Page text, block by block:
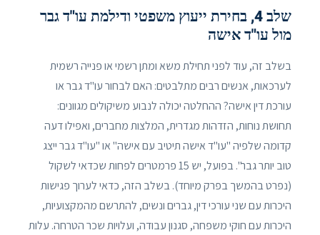
שלב 4, בחירת ייעוץ משפטי ודילמת עו"ד גבר
מול עו"ד אישה
בשלב זה, עוד לפני תחילת משא ומתן רשמי או פנייה רשמית
לערכאות, אנשים רבים מתלבטים: האם לבחור עו"ד גבר או
עורכת דין אישה? ההחלטה יכולה לנבוע משיקולים מגוונים:
תחושת נוחות, הזדהות מגדרית, המלצות מחברים, ואפילו דעה
קדומה שלפיה "עו"ד אישה תיטיב עם אישה" או "עו"ד גבר ייצג
טוב יותר גבר". בפועל, יש 15 פרמטרים לפחות שכדאי לשקול
(נפרט בהמשך בפרק מיוחד). בשלב הזה, כדאי לערוך פגישות
היכרות עם שני עורכי דין, גברים ונשים, להתרשם מהמקצועיות,
היכרות עם חוקי משפחה, סגנון עבודה, ועלויות שכר הטרחה. עלות